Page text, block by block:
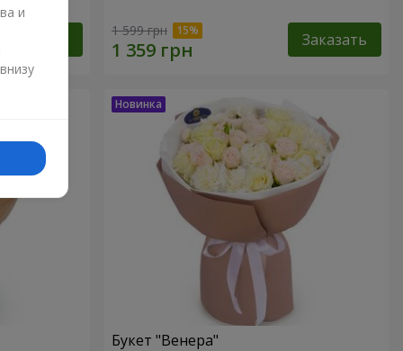
1 599 грн Заказать
Букет "Венера"
и